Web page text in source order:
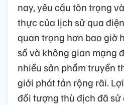
nay, yêu cầu tôn trọng
thực của lịch sử qua
quan trọng hơn bao giờ
số và không gian mạng
nhiều sản phẩm truyền
giới phát tán rộng rãi.
đối tượng thù địch đã